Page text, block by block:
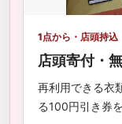
1点から・店頭持込
店頭寄付・
再利用できる衣
る100円引き券